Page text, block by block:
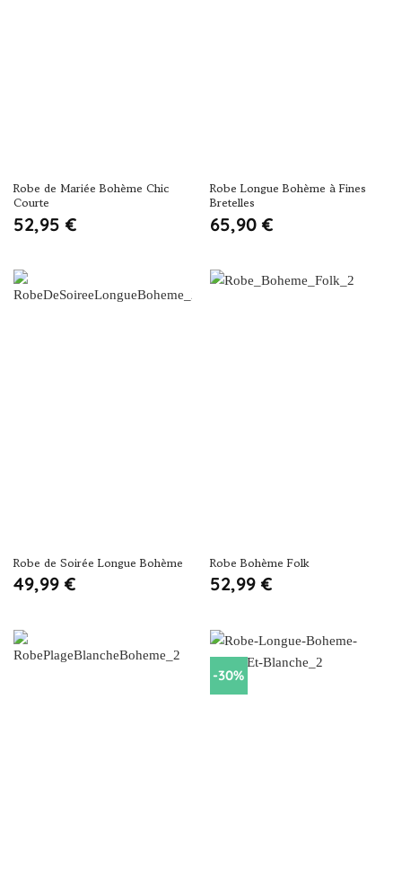
Robe de Mariée Bohème Chic
Courte
52,95 €
Robe Longue Bohème à Fines
Bretelles
65,90 €
Robe de Soirée Longue Bohème
49,99 €
Robe Bohème Folk
52,99 €
-30%